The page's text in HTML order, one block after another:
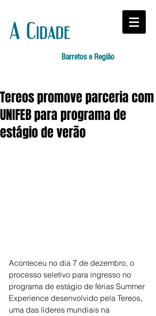
A Cidade
Barretos e Região
Tereos promove parceria com
UNIFEB para programa de
estágio de verão
Aconteceu no dia 7 de dezembro, o
processo seletivo para ingresso no
programa de estágio de férias Summer
Experience desenvolvido pela Tereos,
uma das líderes mundiais na